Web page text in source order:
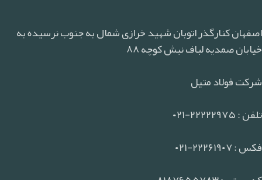
اصفهان کنارگذر اتوبان شهید خرازی شمال به جنوب نرسیده به
خیابان صمدیه لباف نبش کوچه ۸۸
شرکت فولاد متیل
تلفن : ۲۲۲۲۲۹۷۵-۰۲۱
فکس : ۲۲۲۶۱۹۰۷-۰۲۱